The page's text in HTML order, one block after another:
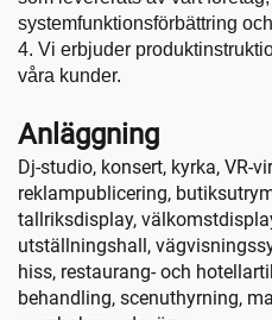
systemfunktionsförbättring
4. Vi erbjuder
våra kunder.
Anläggning
Dj-studio, konsert, kyrka, VR-
reklampublicering,
tallriksdisplay,
utställningshall,
hiss, restaurang- och
behandling, scenuthyrning,